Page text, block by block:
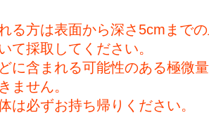
る方は表面から深さ5cmまで
て採取してください。
に含まれる可能性のある極微
ません。
は必ずお持ち帰りください。